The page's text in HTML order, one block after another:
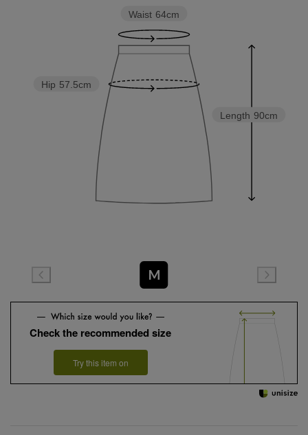
Length 90cm
Hip 57.5cm
Waist 64cm
M
Check the recommended size
Try this item on